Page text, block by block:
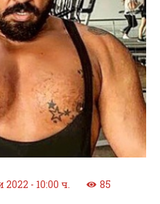
- 10:00 ч. 85